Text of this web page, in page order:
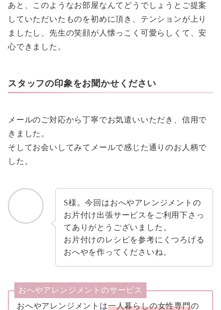
あと、このようなお部屋なんてどうでしょうとご提案
していただいたものを初めに頂き、テンションが上り
ましたし、先生の笑顔が人懐っこく可愛らしくて、安
心できました。
スタッフの印象をお聞かせください
メールのご対応から丁寧でお気遣いいただき、信用で
きました。
そしてお会いしてみてメールで感じた通りのお人柄で
した。
S様。今回はおへやアレンジメントの
お片付け出張サービスをご利用下さっ
てありがとうございました。
お片付けのレシピを参考にくつろげる
おへやを作ってくださいね。
おへやアレンジメントのサービス
おへやアレンジメントは一人暮らしの女性専門の